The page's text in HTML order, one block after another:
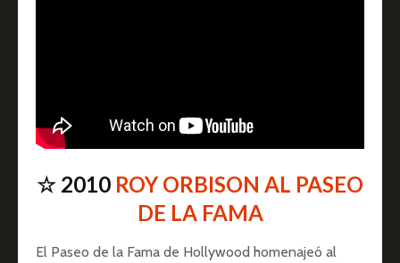
☆ 2010 ROY ORBISON AL PASEO
DE LA FAMA
El Paseo de la Fama de Hollywood homenajeó al